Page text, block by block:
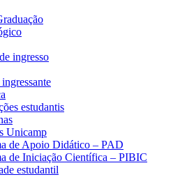
ingresso
estudantis
Unicamp
de Apoio Didático – PAD
de Iniciação Científica – PIBIC
estudantil